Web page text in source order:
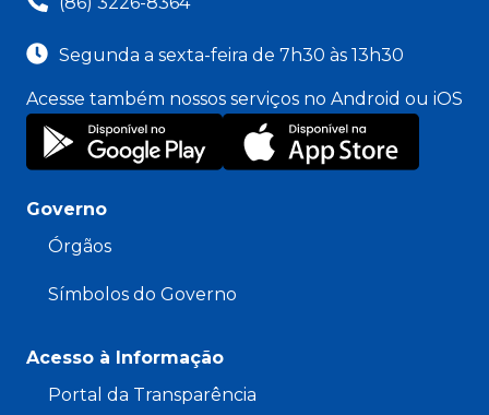
Segunda a sexta-feira de 7h30 às 13h30
Acesse também nossos serviços no Android ou iOS
Governo
Órgãos
Símbolos do Governo
Acesso à Informação
Portal da Transparência